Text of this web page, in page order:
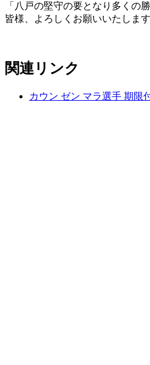
「八戸の堅守の要となり多く
皆様、よろしくお願いいたします
関連リンク
カウン ゼン マラ選手 期限